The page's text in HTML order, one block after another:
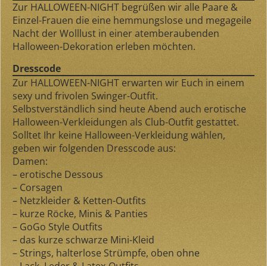
Zur HALLOWEEN-NIGHT begrüßen wir alle Paare &
Einzel-Frauen die eine hemmungslose und megageile
Nacht der Wolllust in einer atemberaubenden
Halloween-Dekoration erleben möchten.
Dresscode
Zur HALLOWEEN-NIGHT erwarten wir Euch in einem
sexy und frivolen Swinger-Outfit.
Selbstverständlich sind heute Abend auch erotische
Halloween-Verkleidungen als Club-Outfit gestattet.
Solltet Ihr keine Halloween-Verkleidung wählen,
geben wir folgenden Dresscode aus:
Damen:
– erotische Dessous
– Corsagen
– Netzkleider & Ketten-Outfits
– kurze Röcke, Minis & Panties
– GoGo Style Outfits
– das kurze schwarze Mini-Kleid
– Strings, halterlose Strümpfe, oben ohne